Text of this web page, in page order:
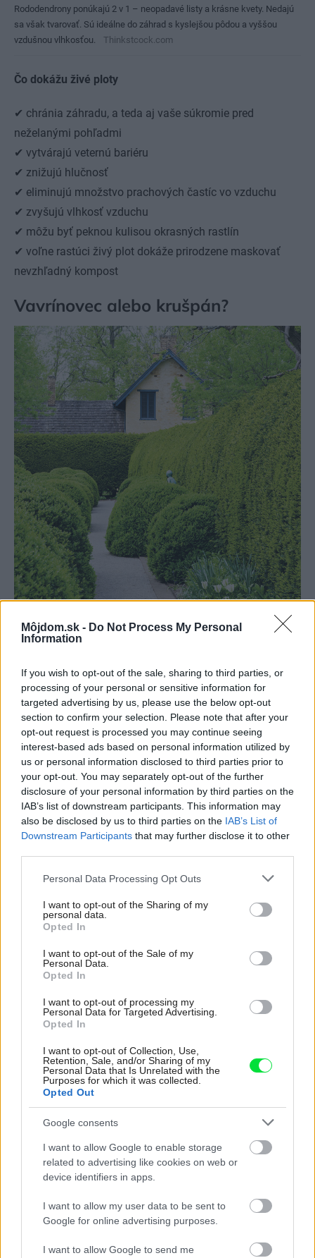
Môjdom.sk - Do Not Process My Personal
Information
If you wish to opt-out of the sale, sharing to third parties, or
processing of your personal or sensitive information for
targeted advertising by us, please use the below opt-out
section to confirm your selection. Please note that after your
opt-out request is processed you may continue seeing
interest-based ads based on personal information utilized by
us or personal information disclosed to third parties prior to
your opt-out. You may separately opt-out of the further
disclosure of your personal information by third parties on the
IAB’s list of downstream participants. This information may
also be disclosed by us to third parties on the IAB’s List of
Downstream Participants that may further disclose it to other
Please note that this website/app uses one or more Google
not limited to your visit or usage behaviour. You may click to
grant or deny consent to Google and its third-party tags to
use your data for below specified purposes in below Google
consent section.
Personal Data Processing Opt Outs
I want to opt-out of the Sharing of my
personal data.
Opted In
I want to opt-out of the Sale of my
Personal Data.
Opted In
I want to opt-out of processing my
Personal Data for Targeted Advertising.
Opted In
I want to opt-out of Collection, Use,
Retention, Sale, and/or Sharing of my
Personal Data that Is Unrelated with the
Purposes for which it was collected.
Opted Out
Google consents
I want to allow Google to enable storage
related to advertising like cookies on web or
device identifiers in apps.
I want to allow my user data to be sent to
Google for online advertising purposes.
I want to allow Google to send me
Rododendrony ponúkajú 2 v 1 – neopadavé listy a krásne kvety. Nedajú
sa však tvarovať. Sú ideálne do záhrad s kyslejšou pôdou a vyššou
vzdušnou vlhkosťou.
Thinkstcock.com
Čo dokážu živé ploty
✔ chránia záhradu, a teda aj vaše súkromie pred
neželanými pohľadmi
✔ vytvárajú veternú bariéru
✔ znižujú hlučnosť
✔ eliminujú množstvo prachových častíc vo vzduchu
✔ zvyšujú vlhkosť vzduchu
✔ môžu byť peknou kulisou okrasných rastlín
✔ voľne rastúci živý plot dokáže prirodzene maskovať
nevzhľadný kompost
Vavrínovec alebo krušpán?
Vždyzelený krušpán (Buxus sempervirens) je atraktívny po celý rok, je
vhodný na tvorbu nižších až stredne vysokých živých plotov do výšky 1,5
m. Jeho nevýhodou je pomalší rast. Na 1 m sa vysádza približne 6 ks
rastlín. V posledných rokoch trpí inváziou agresívneho škodcu – vijačky
krušpánovej, ktorá dokáže v priebehu niekoľkých dní zlikvidovať celý
porast. Preto treba byť ostražitý a počítať s tým, že v prípade potreby
bude nutné použiť chemickú ochranu.
Thinkstcock.com
Vždyzelený krušpán(Buxus sempervirens)je atraktívny
po celý rok, je vhodný na tvorbu nižších až stredne
je pomalší rast. Na 1 m sa vysádza približne 6 ks rastlín.
V posledných rokoch trpí inváziou agresívneho škodcu –
vijačky krušpánovej, ktorá dokáže v priebehu niekoľkých
počítať s tým, že v prípade potreby bude nutné použiť
chemickú ochranu.